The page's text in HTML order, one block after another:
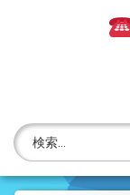
賃貸トラブル
株主名簿管理人
ご相談について
電話番号: